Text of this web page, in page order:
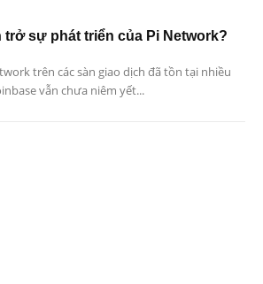
sự phát triển của Pi Network?
trên các sàn giao dịch đã tồn tại nhiều
vẫn chưa niêm yết...